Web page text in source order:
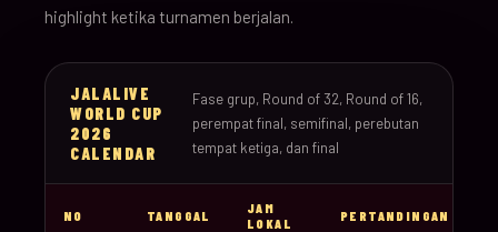
highlight ketika turnamen berjalan.
JALALIVE
WORLD CUP
2026
CALENDAR
Fase grup, Round of 32, Round of 16,
perempat final, semifinal, perebutan
tempat ketiga, dan final
NO TANGGAL
JAM
LOKAL
PERTANDINGAN